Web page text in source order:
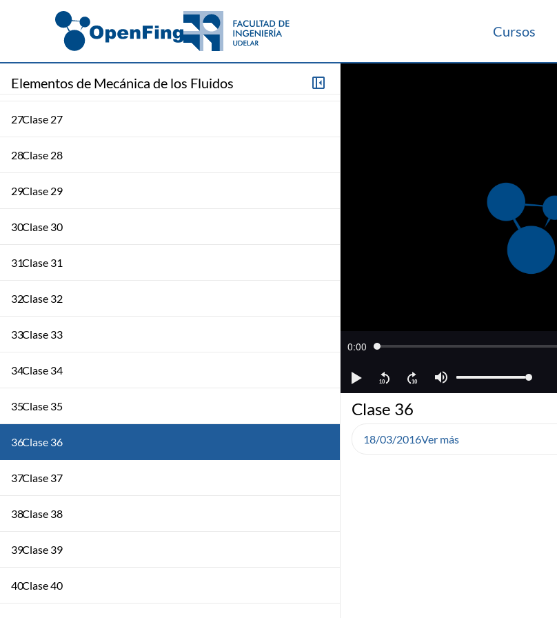
Cursos
Elementos de Mecánica de los Fluidos
Clase 23
25Clase 25
27Clase 27
28Clase 28
29Clase 29
30Clase 30
31Clase 31
32Clase 32
33Clase 33
34Clase 34
35Clase 35
36Clase 36
37Clase 37
38Clase 38
39Clase 39
40Clase 40
Clase 36
18/03/2016Ver más